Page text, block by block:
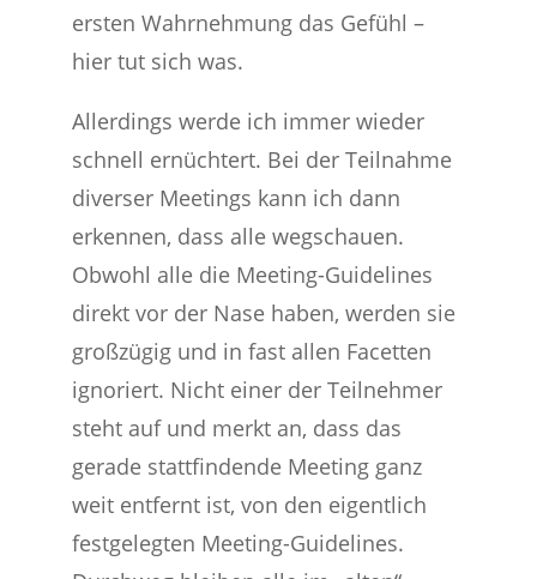
ersten Wahrnehmung das Gefühl –
hier tut sich was.
Allerdings werde ich immer wieder
schnell ernüchtert. Bei der Teilnahme
diverser Meetings kann ich dann
erkennen, dass alle wegschauen.
Obwohl alle die Meeting-Guidelines
direkt vor der Nase haben, werden sie
großzügig und in fast allen Facetten
ignoriert. Nicht einer der Teilnehmer
steht auf und merkt an, dass das
gerade stattfindende Meeting ganz
weit entfernt ist, von den eigentlich
festgelegten Meeting-Guidelines.